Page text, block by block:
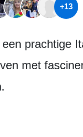
+13
prachtige
met